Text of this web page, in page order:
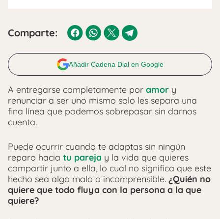
Comparte:
Añadir Cadena Dial en Google
A entregarse completamente por amor y
renunciar a ser uno mismo solo les separa una
fina línea que podemos sobrepasar sin darnos
cuenta.
Puede ocurrir cuando te adaptas sin ningún
reparo hacia tu pareja y la vida que quieres
compartir junto a ella, lo cual no significa que este
hecho sea algo malo o incomprensible. ¿Quién no
quiere que todo fluya con la persona a la que
quiere?